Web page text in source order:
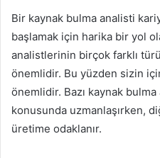
Bir kaynak bulma analisti
başlamak için harika bir yol
analistlerinin birçok farklı
önemlidir. Bu yüzden sizin
önemlidir. Bazı kaynak
konusunda uzmanlaşırken,
üretime odaklanır.